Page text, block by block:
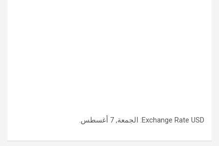
Exchange Rate USD : الجمعة, 7 أغسطس.